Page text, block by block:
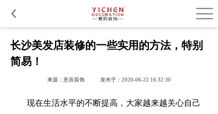
长沙美发店装修的一些实用的方法，特别
简易！
来源：意辰装饰 发布于：2020-06-22 16:32:30
现在生活水平的不断提高，大家越来越关心自己